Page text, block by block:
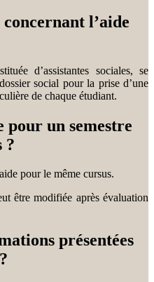
l’aide
d’assistantes sociales, se
social pour la prise d’une
de chaque étudiant.
pour un semestre
?
pour le même cursus.
être modifiée après évaluation
présentées